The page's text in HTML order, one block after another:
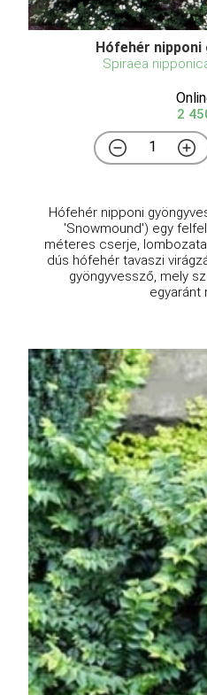
Hófehér nipponi
Spiraea
2
Hófehér nipponi
'Snowmound') egy
méteres cserje,
dús hófehér tavaszi
gyöngyvessző, mely
egyaránt